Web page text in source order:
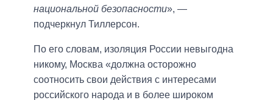
национальной безопасности», —
подчеркнул Тиллерсон.
По его словам, изоляция России невыгодна
никому, Москва «должна осторожно
соотносить свои действия с интересами
российского народа и в более широком